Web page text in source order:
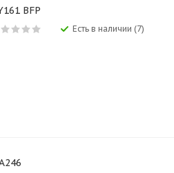
BFP
Есть в наличии (7)